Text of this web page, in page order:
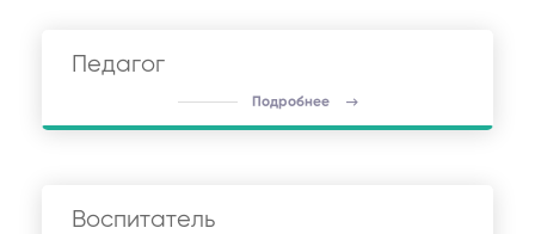
Педагог
Подробнее
Воспитатель